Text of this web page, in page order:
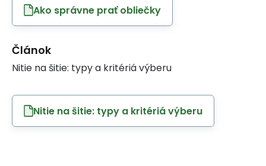
Ako správne prať obliečky
Článok
Nitie na šitie: typy a kritériá výberu
Nitie na šitie: typy a kritériá výberu